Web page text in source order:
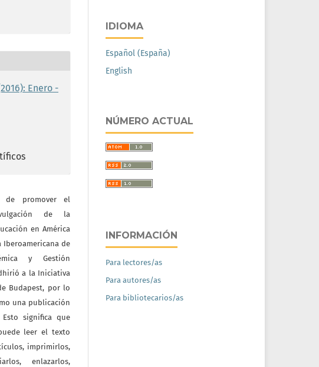
Enero -
de promover el
de la
en América
Iberoamericana de
y Gestión
a la Iniciativa
Budapest, por lo
una publicación
significa que
leer el texto
imprimirlos,
enlazarlos,
IDIOMA
Español (España)
English
NÚMERO ACTUAL
INFORMACIÓN
Para lectores/as
Para autores/as
Para bibliotecarios/as